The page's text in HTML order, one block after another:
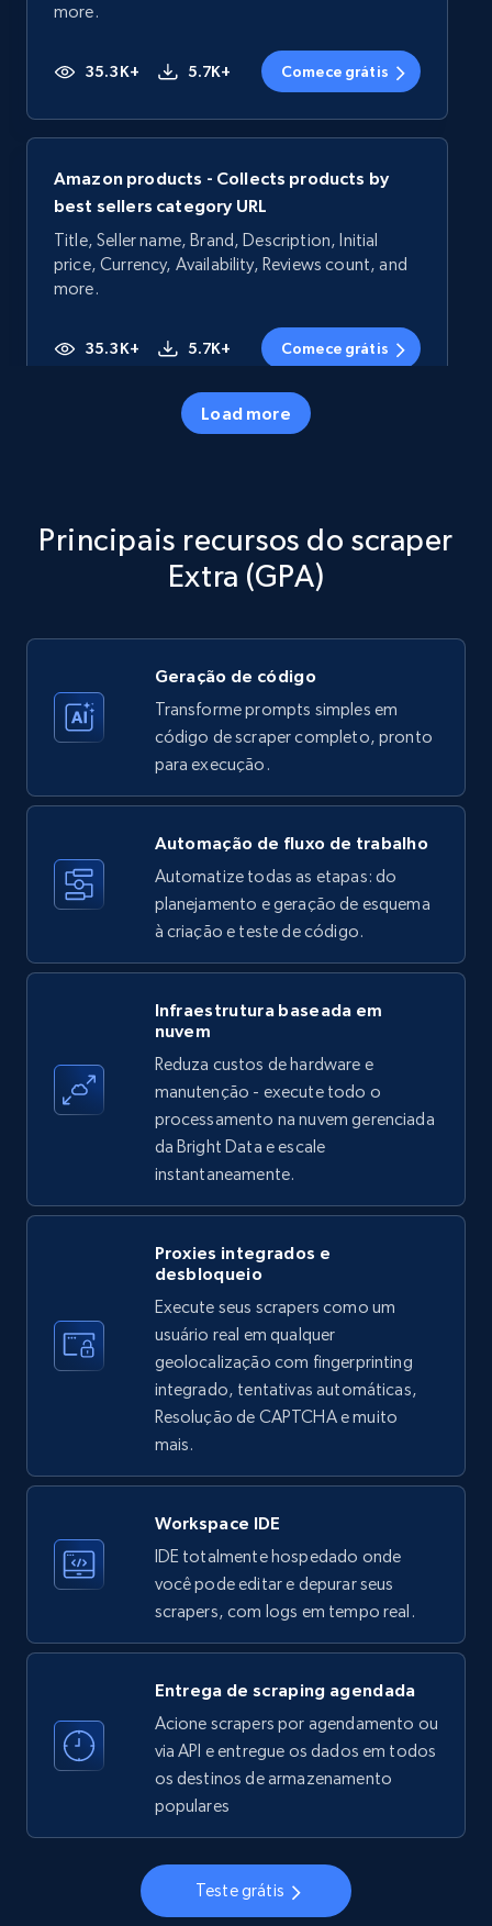
more.
35.3K+ 5.7K+ Comece grátis
Amazon products - Collects products by
best sellers category URL
Title, Seller name, Brand, Description, Initial
price, Currency, Availability, Reviews count, and
more.
35.3K+ 5.7K+ Comece grátis
price, Currency, Availability, Reviews count, and
Amazon products - Collects products by
specific keywords
Title, Seller name, Brand, Description, Initial
35.3K+ 5.7K+ Comece grátis
Amazon products - find products by using
upc numbers
Title, Seller name, Brand, Description, Initial
price, Currency, Availability, Reviews count, and
more.
5.7K+ Comece grátis
LinkedIn company information
ID, Name, Country code, Locations, Followers,
Employees in linkedin, About, Specialties, and
more.
3.5K+ Comece grátis
Instagram - Profiles
Account, Fbid, ID, Followers, Posts count, Is
business account, Is professional account, Is
verified, and more.
Instagram - Profiles - Collect profile
information by user name
business account, Is professional account, Is
verified, and more.
Load more
Principais recursos do scraper
Extra (GPA)
Geração de código
Transforme prompts simples em
código de scraper completo, pronto
para execução.
Automação de fluxo de trabalho
Automatize todas as etapas: do
planejamento e geração de esquema
à criação e teste de código.
Infraestrutura baseada em
nuvem
Reduza custos de hardware e
manutenção - execute todo o
processamento na nuvem gerenciada
da Bright Data e escale
instantaneamente.
Proxies integrados e
desbloqueio
Execute seus scrapers como um
usuário real em qualquer
geolocalização com fingerprinting
integrado, tentativas automáticas,
Resolução de CAPTCHA e muito
mais.
Workspace IDE
IDE totalmente hospedado onde
você pode editar e depurar seus
scrapers, com logs em tempo real.
Entrega de scraping agendada
Acione scrapers por agendamento ou
via API e entregue os dados em todos
os destinos de armazenamento
populares
Teste grátis